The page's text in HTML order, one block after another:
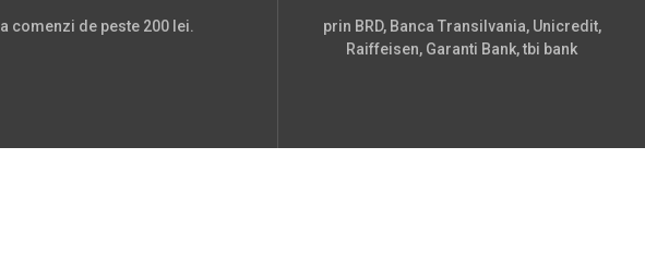
la comenzi de peste 200 lei.
prin BRD, Banca Transilvania, Unicredit,
Raiffeisen, Garanti Bank, tbi bank